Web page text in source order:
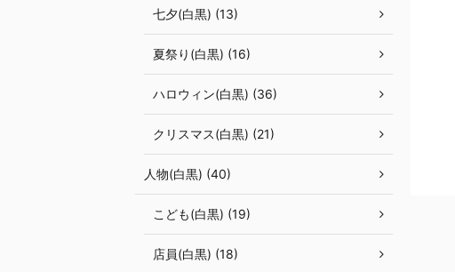
七夕(白黒) (13)
夏祭り(白黒) (16)
ハロウィン(白黒) (36)
クリスマス(白黒) (21)
人物(白黒) (40)
こども(白黒) (19)
店員(白黒) (18)